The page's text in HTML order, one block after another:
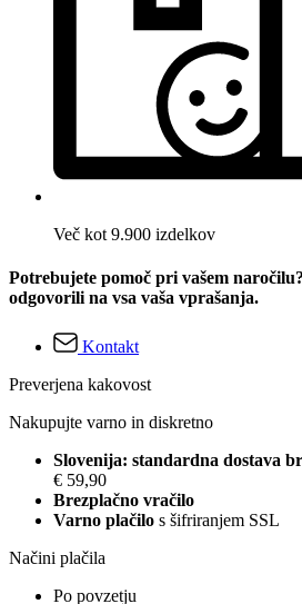
Več kot 9.900 izdelkov
Potrebujete pomoč pri vašem
odgovorili na vsa vaša vprašanja.
Kontakt
Preverjena kakovost
Nakupujte varno in diskretno
Slovenija: standardna dostava
€ 59,90
Brezplačno vračilo
Varno plačilo s šifriranjem SSL
Načini plačila
Po povzetju